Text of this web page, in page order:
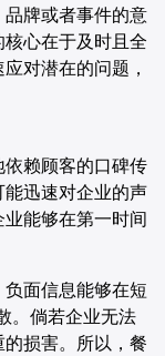
牌或者事件的意
心在于及时且全
对潜在的问题，
赖顾客的口碑传
迅速对企业的声
能够在第一时间
面信息能够在短
。倘若企业无法
损害。所以，餐